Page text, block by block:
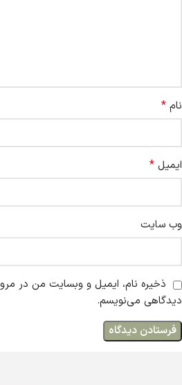
نام *
ایمیل *
وب‌ سایت
ذخیره نام، ایمیل و وبسایت من در
دیدگاهی می‌نویسم.